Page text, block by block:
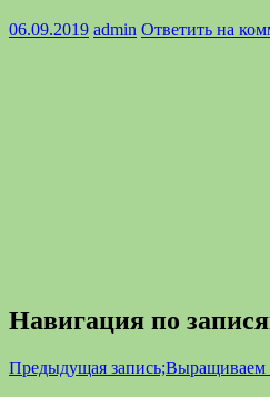
06.09.2019 admin Ответить на
Навигация по
Предыдущая запись;Выращиваем